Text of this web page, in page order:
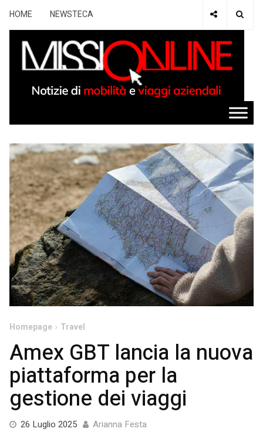
HOME NEWSTECA
Homepage Travel
Amex GBT lancia la nuova
piattaforma per la
gestione dei viaggi
26 Luglio 202525 Arianna Festa